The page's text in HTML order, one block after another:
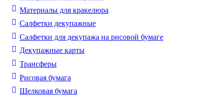
Материалы для кракелюра
Cалфетки декупажные
Салфетки для декупажа на рисовой бумаге
Декупажные карты
Трансферы
Рисовая бумага
Шелковая бумага